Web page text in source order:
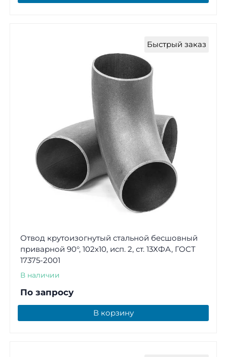
Быстрый заказ
Отвод крутоизогнутый стальной бесшовный
приварной 90°, 102х10, исп. 2, ст. 13ХФА, ГОСТ
17375-2001
В наличии
По запросу
В корзину